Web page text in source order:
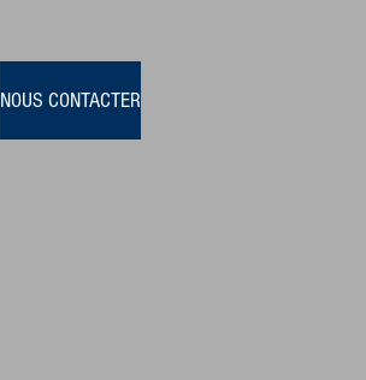
NOUS CONTACTER